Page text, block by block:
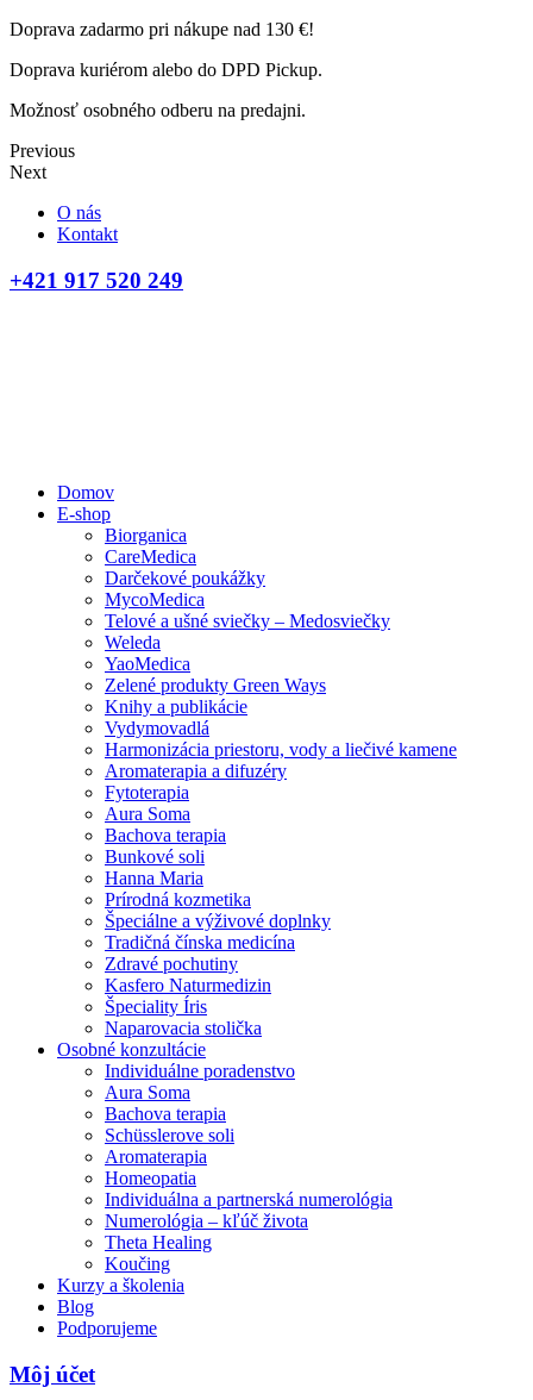
Doprava zadarmo pri nákupe nad 130 €!
Doprava kuriérom alebo do DPD Pickup.
Možnosť osobného odberu na predajni.
Previous
Next
O nás
Kontakt
+421 917 520 249
Domov
E-shop
Biorganica
CareMedica
Darčekové poukážky
MycoMedica
Telové a ušné sviečky – Medosviečky
Weleda
YaoMedica
Zelené produkty Green Ways
Knihy a publikácie
Vydymovadlá
Harmonizácia priestoru, vody a liečivé kamene
Aromaterapia a difuzéry
Fytoterapia
Aura Soma
Bachova terapia
Bunkové soli
Hanna Maria
Prírodná kozmetika
Špeciálne a výživové doplnky
Tradičná čínska medicína
Zdravé pochutiny
Kasfero Naturmedizin
Špeciality Íris
Naparovacia stolička
Osobné konzultácie
Individuálne poradenstvo
Aura Soma
Bachova terapia
Schüsslerove soli
Aromaterapia
Homeopatia
Individuálna a partnerská numerológia
Numerológia – kľúč života
Theta Healing
Koučing
Kurzy a školenia
Blog
Podporujeme
Môj účet